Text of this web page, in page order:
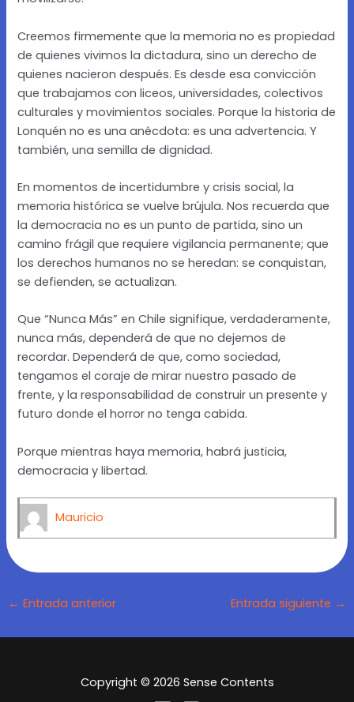
Creemos firmemente que la memoria no es propiedad
de quienes vivimos la dictadura, sino un derecho de
quienes nacieron después. Es desde esa convicción
que trabajamos con liceos, universidades, colectivos
culturales y movimientos sociales. Porque la historia de
Lonquén no es una anécdota: es una advertencia. Y
también, una semilla de dignidad.
En momentos de incertidumbre y crisis social, la
memoria histórica se vuelve brújula. Nos recuerda que
la democracia no es un punto de partida, sino un
camino frágil que requiere vigilancia permanente; que
los derechos humanos no se heredan: se conquistan,
se defienden, se actualizan.
Que “Nunca Más” en Chile signifique, verdaderamente,
nunca más, dependerá de que no dejemos de
recordar. Dependerá de que, como sociedad,
tengamos el coraje de mirar nuestro pasado de
frente, y la responsabilidad de construir un presente y
futuro donde el horror no tenga cabida.
Porque mientras haya memoria, habrá justicia,
democracia y libertad.
Mauricio
← Entrada anterior Entrada siguiente →
Copyright © 2026 Sense Contents